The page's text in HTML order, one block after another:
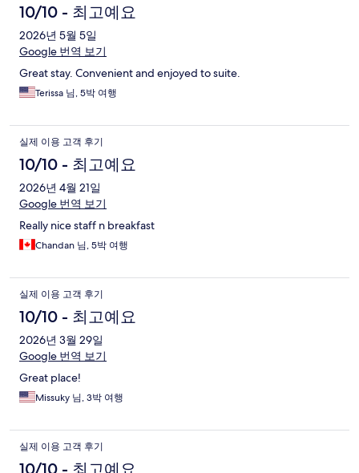
10/10 - 최고예요
2026년 5월 5일
Google 번역 보기
Great stay. Convenient and enjoyed to suite.
Terissa 님, 5박 여행
실제 이용 고객 후기
10/10 - 최고예요
2026년 4월 21일
Google 번역 보기
Really nice staff n breakfast
Chandan 님, 5박 여행
실제 이용 고객 후기
10/10 - 최고예요
2026년 3월 29일
Google 번역 보기
Great place!
Missuky 님, 3박 여행
실제 이용 고객 후기